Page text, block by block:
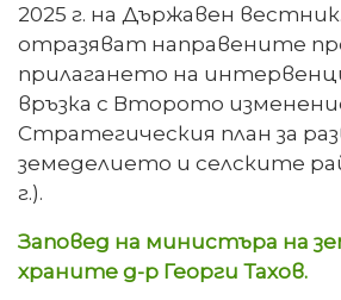
2025 г. на Държавен
отразяват направените
прилагането на
връзка с Второто
Стратегическия план за
земеделието и селските
г.).
Заповед на министъра на
храните д-р Георги Тахов.